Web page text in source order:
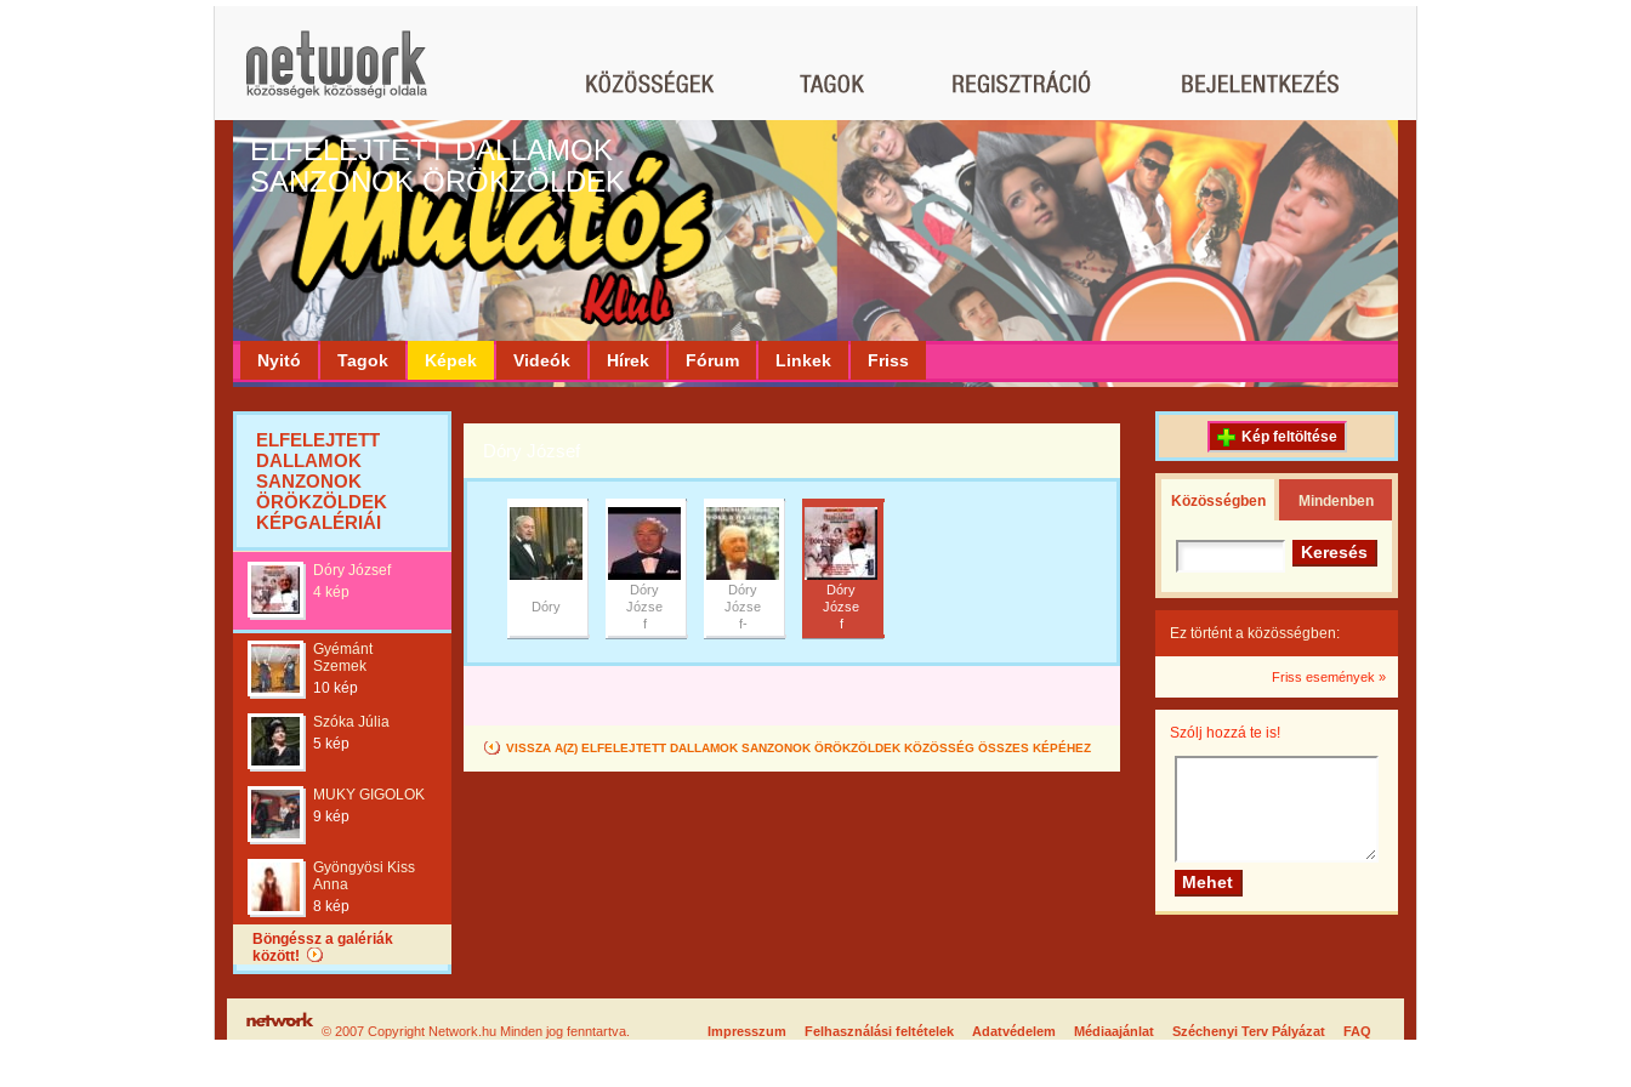
ELFELEJTETT DALLAMOK
SANZONOK ÖRÖKZÖLDEK
Nyitó Tagok Képek Videók Hírek Fórum Linkek Friss
ELFELEJTETT
DALLAMOK
SANZONOK
ÖRÖKZÖLDEK
KÉPGALÉRIÁI
Dóry József
4 kép
Gyémánt
Szemek
10 kép
Szóka Júlia
5 kép
MUKY GIGOLOK
9 kép
Gyöngyösi Kiss
Anna
8 kép
Böngéssz a galériák
között!
Dóry József
Dóry
Dóry
Józse
f
Dóry
Józse
f-
Dóry
Józse
f
VISSZA A(Z) ELFELEJTETT DALLAMOK SANZONOK ÖRÖKZÖLDEK KÖZÖSSÉG ÖSSZES KÉPÉHEZ
Kép feltöltése
Közösségben Mindenben
Ez történt a közösségben:
Friss események »
Szólj hozzá te is!
© 2007 Copyright Network.hu Minden jog fenntartva. Impresszum Felhasználási feltételek Adatvédelem Médiaajánlat Széchenyi Terv Pályázat FAQ